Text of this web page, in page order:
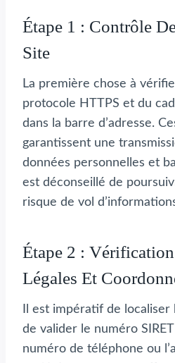
Étape 1 : Contrôle
Site
La première chose à
protocole HTTPS et du
dans la barre d’adresse.
garantissent une
données personnelles et
est déconseillé de
risque de vol
Étape 2 :
Légales Et
Il est impératif de
de valider le numéro
numéro de téléphone ou